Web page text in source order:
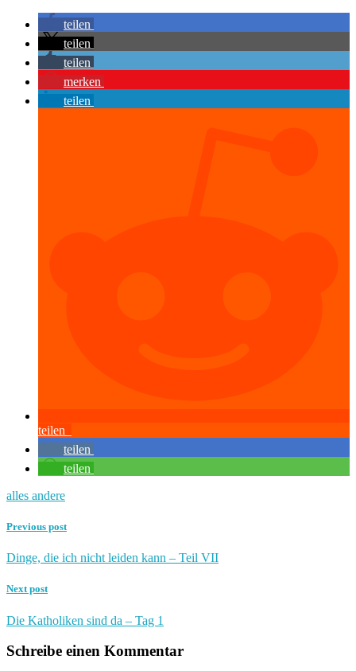
teilen
teilen
teilen
merken
teilen
teilen
teilen
teilen
alles andere
Previous post
Dinge, die ich nicht leiden kann – Teil VII
Next post
Die Katholiken sind da – Tag 1
Schreibe einen Kommentar